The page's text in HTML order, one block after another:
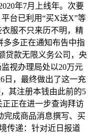
年7月上线年。次要
台已利用“买X送X”等
服不只来历不明，精
多多正在通知布告中指
贷款无限义务公司，央
视办理局处以20万元
日，最终做出了这一充
其注册本钱由此前的5
正在进一步查询拜访
完成商品消息撰写、买
传递：针对近日报道